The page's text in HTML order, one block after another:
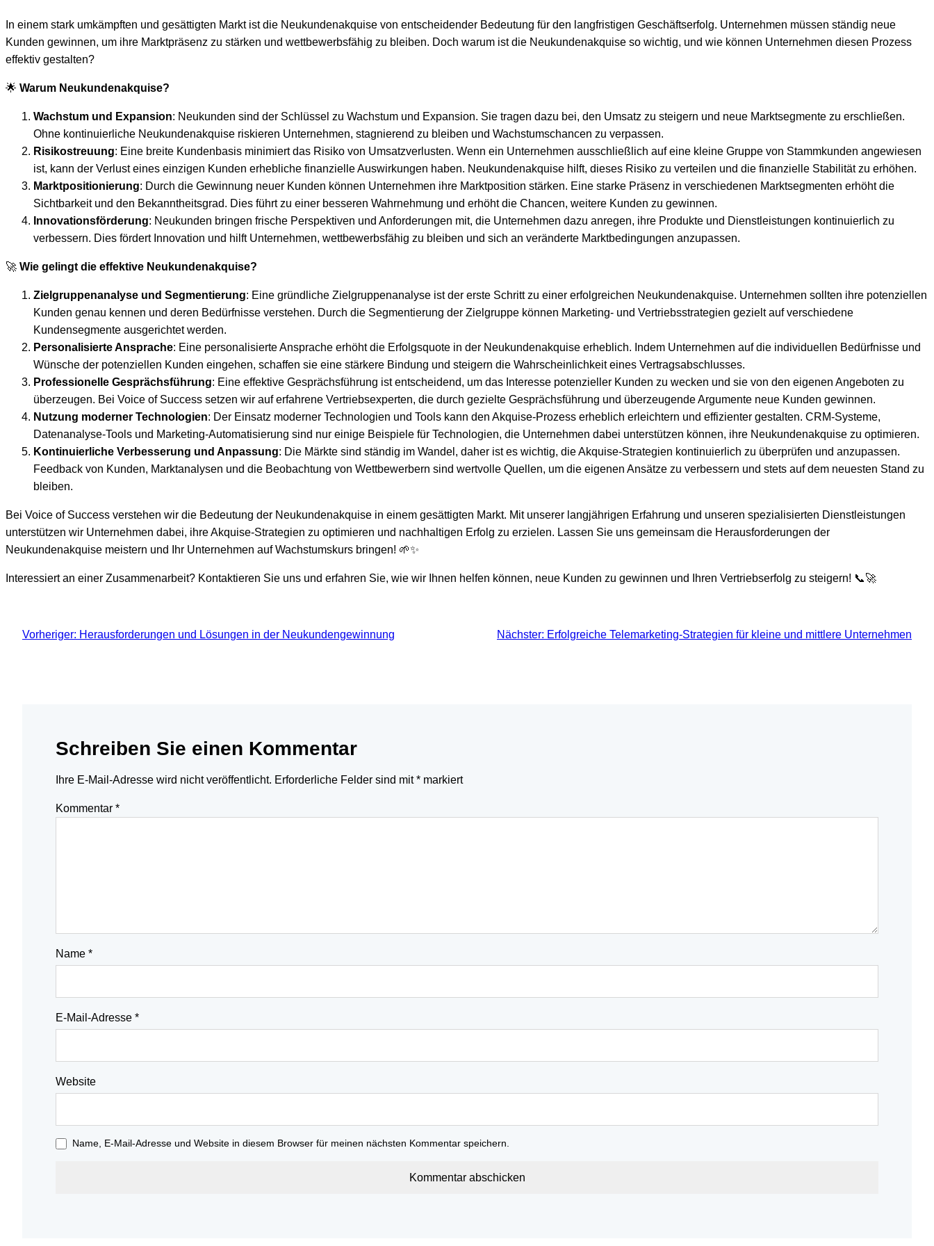
In einem stark umkämpften und gesättigten Markt ist die Neukundenakquise von entscheidender Bedeutung für den langfristigen Geschäftserfolg. Unternehmen müssen ständig neue
Kunden gewinnen, um ihre Marktpräsenz zu stärken und wettbewerbsfähig zu bleiben. Doch warum ist die Neukundenakquise so wichtig, und wie können Unternehmen diesen Prozess
effektiv gestalten?
🌟 Warum Neukundenakquise?
Wachstum und Expansion: Neukunden sind der Schlüssel zu Wachstum und Expansion. Sie tragen dazu bei, den Umsatz zu steigern und neue Marktsegmente zu erschließen.
Ohne kontinuierliche Neukundenakquise riskieren Unternehmen, stagnierend zu bleiben und Wachstumschancen zu verpassen.
Risikostreuung: Eine breite Kundenbasis minimiert das Risiko von Umsatzverlusten. Wenn ein Unternehmen ausschließlich auf eine kleine Gruppe von Stammkunden angewiesen
ist, kann der Verlust eines einzigen Kunden erhebliche finanzielle Auswirkungen haben. Neukundenakquise hilft, dieses Risiko zu verteilen und die finanzielle Stabilität zu erhöhen.
Marktpositionierung: Durch die Gewinnung neuer Kunden können Unternehmen ihre Marktposition stärken. Eine starke Präsenz in verschiedenen Marktsegmenten erhöht die
Sichtbarkeit und den Bekanntheitsgrad. Dies führt zu einer besseren Wahrnehmung und erhöht die Chancen, weitere Kunden zu gewinnen.
Innovationsförderung: Neukunden bringen frische Perspektiven und Anforderungen mit, die Unternehmen dazu anregen, ihre Produkte und Dienstleistungen kontinuierlich zu
verbessern. Dies fördert Innovation und hilft Unternehmen, wettbewerbsfähig zu bleiben und sich an veränderte Marktbedingungen anzupassen.
🚀 Wie gelingt die effektive Neukundenakquise?
Zielgruppenanalyse und Segmentierung: Eine gründliche Zielgruppenanalyse ist der erste Schritt zu einer erfolgreichen Neukundenakquise. Unternehmen sollten ihre potenziellen
Kunden genau kennen und deren Bedürfnisse verstehen. Durch die Segmentierung der Zielgruppe können Marketing- und Vertriebsstrategien gezielt auf verschiedene
Kundensegmente ausgerichtet werden.
Personalisierte Ansprache: Eine personalisierte Ansprache erhöht die Erfolgsquote in der Neukundenakquise erheblich. Indem Unternehmen auf die individuellen Bedürfnisse und
Wünsche der potenziellen Kunden eingehen, schaffen sie eine stärkere Bindung und steigern die Wahrscheinlichkeit eines Vertragsabschlusses.
Professionelle Gesprächsführung: Eine effektive Gesprächsführung ist entscheidend, um das Interesse potenzieller Kunden zu wecken und sie von den eigenen Angeboten zu
überzeugen. Bei Voice of Success setzen wir auf erfahrene Vertriebsexperten, die durch gezielte Gesprächsführung und überzeugende Argumente neue Kunden gewinnen.
Nutzung moderner Technologien: Der Einsatz moderner Technologien und Tools kann den Akquise-Prozess erheblich erleichtern und effizienter gestalten. CRM-Systeme,
Datenanalyse-Tools und Marketing-Automatisierung sind nur einige Beispiele für Technologien, die Unternehmen dabei unterstützen können, ihre Neukundenakquise zu optimieren.
Kontinuierliche Verbesserung und Anpassung: Die Märkte sind ständig im Wandel, daher ist es wichtig, die Akquise-Strategien kontinuierlich zu überprüfen und anzupassen.
Feedback von Kunden, Marktanalysen und die Beobachtung von Wettbewerbern sind wertvolle Quellen, um die eigenen Ansätze zu verbessern und stets auf dem neuesten Stand zu
bleiben.
Bei Voice of Success verstehen wir die Bedeutung der Neukundenakquise in einem gesättigten Markt. Mit unserer langjährigen Erfahrung und unseren spezialisierten Dienstleistungen
unterstützen wir Unternehmen dabei, ihre Akquise-Strategien zu optimieren und nachhaltigen Erfolg zu erzielen. Lassen Sie uns gemeinsam die Herausforderungen der
Neukundenakquise meistern und Ihr Unternehmen auf Wachstumskurs bringen! 🌱✨
Interessiert an einer Zusammenarbeit? Kontaktieren Sie uns und erfahren Sie, wie wir Ihnen helfen können, neue Kunden zu gewinnen und Ihren Vertriebserfolg zu steigern! 📞🚀
Vorheriger: Herausforderungen und Lösungen in der Neukundengewinnung Nächster: Erfolgreiche Telemarketing-Strategien für kleine und mittlere Unternehmen
Schreiben Sie einen Kommentar
Ihre E-Mail-Adresse wird nicht veröffentlicht. Erforderliche Felder sind mit* markiert
Kommentar *
Name *
E-Mail-Adresse *
Website
Name, E-Mail-Adresse und Website in diesem Browser für meinen nächsten Kommentar speichern.